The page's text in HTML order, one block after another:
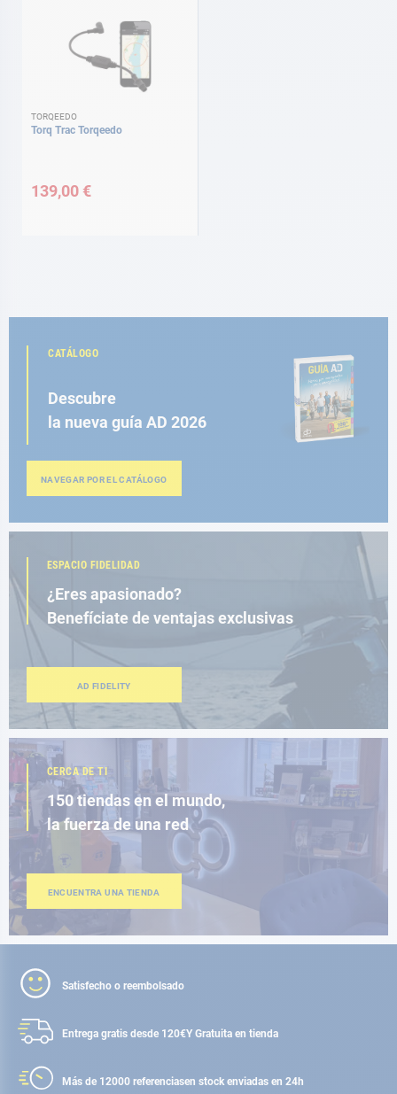
TORQEEDO
Torq Trac Torqeedo
139,00 €
CATÁLOGO
Descubre
la nueva guía AD 2026
NAVEGAR POR EL CATÁLOGO
ESPACIO FIDELIDAD
¿Eres apasionado?
Benefíciate de ventajas exclusivas
AD FIDELITY
CERCA DE TI
150 tiendas en el mundo,
la fuerza de una red
ENCUENTRA UNA TIENDA
Satisfecho o reembolsado
Entrega gratis desde 120€Y Gratuita en tienda
Más de 12000 referenciasen stock enviadas en 24h